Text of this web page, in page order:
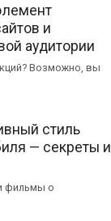
и
аудитории
Возможно, вы
стиль
— секреты и
фильмы о